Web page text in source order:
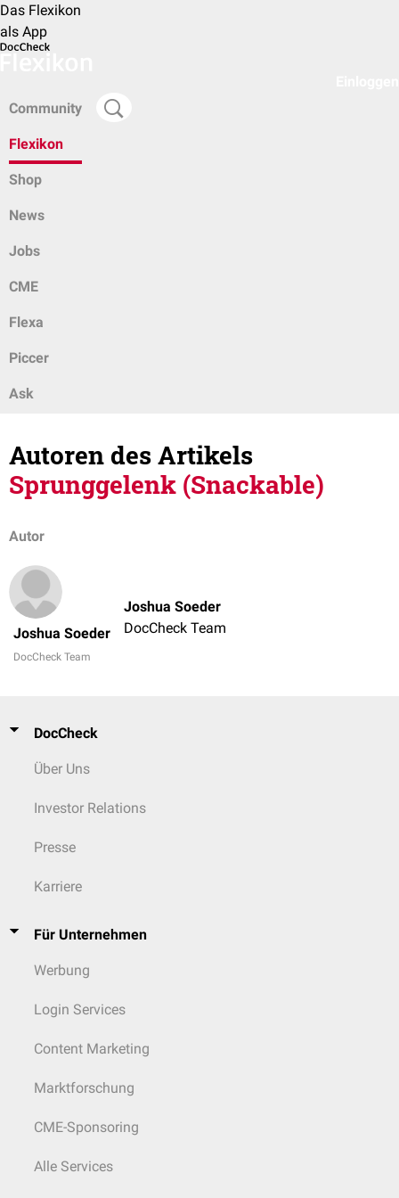
Das Flexikon
als App
Community
Flexikon
Shop
News
Jobs
CME
Flexa
Piccer
Ask
Autoren des Artikels
Sprunggelenk (Snackable)
Autor
Joshua Soeder
DocCheck Team
Joshua Soeder
DocCheck Team
DocCheck
Über Uns
Investor Relations
Presse
Karriere
Für Unternehmen
Werbung
Login Services
Content Marketing
Marktforschung
CME-Sponsoring
Alle Services